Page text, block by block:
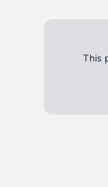
This